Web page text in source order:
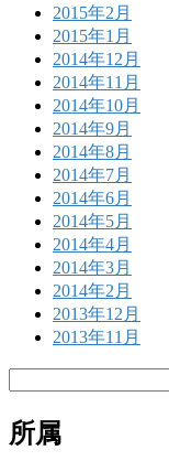
2015年2月
2015年1月
2014年12月
2014年11月
2014年10月
2014年9月
2014年8月
2014年7月
2014年6月
2014年5月
2014年4月
2014年3月
2014年2月
2013年12月
2013年11月
所属